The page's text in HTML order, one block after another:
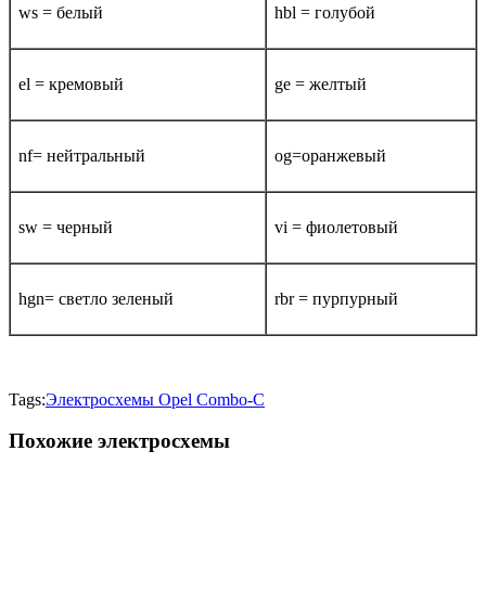
ws = белый hbl = голубой
el = кремовый ge = желтый
nf= нейтральный og=оранжевый
sw = черный vi = фиолетовый
hgn= светло зеленый rbr = пурпурный
Tags:Электросхемы Opel Combo-С
Похожие электросхемы